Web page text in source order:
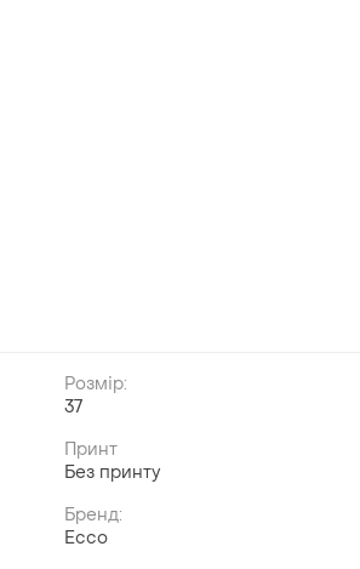
Розмір:
37
Принт
Без принту
Бренд:
Ecco